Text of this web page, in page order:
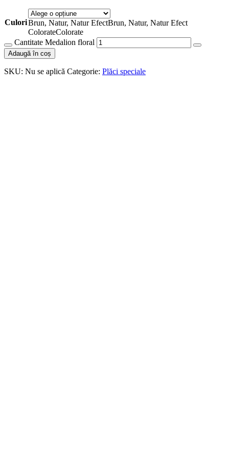
CuloriBrun, Natur, Natur EfectBrun, Natur, Natur Efect
ColorateColorate
Cantitate Medalion floral
Adaugă în coș
SKU: Nu se aplică Categorie: Plăci speciale